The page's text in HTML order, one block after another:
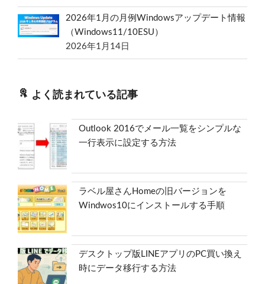
2026年1月の月例Windowsアップデート情報
（Windows11/10ESU）
2026年1月14日
よく読まれている記事
Outlook 2016でメール一覧をシンプルな
一行表示に設定する方法
ラベル屋さんHomeの旧バージョンを
Windwos10にインストールする手順
デスクトップ版LINEアプリのPC買い換え
時にデータ移行する方法